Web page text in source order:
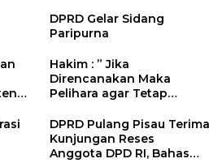
DPRD Gelar Sidang
Paripurna
Hakim : ” Jika
Direncanakan Maka
Pelihara agar Tetap
DPRD Pulang Pisau Terima
Kunjungan Reses
Anggota DPD RI, Bahas